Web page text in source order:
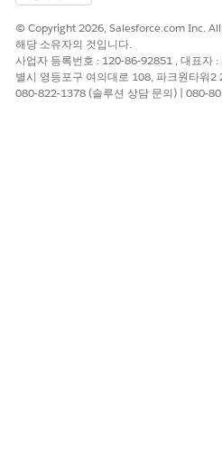
© Copyright 2026, Salesforce.com Inc.
해당 소유자의 것입니다.
사업자 등록번호 : 120-86-92851 , 대표자
별시 영등포구 여의대로 108, 파크원타워2
080-822-1378 (솔루션 상담 문의) | 080-